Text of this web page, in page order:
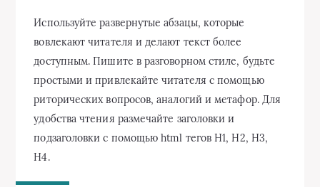
Используйте развернутые абзацы, которые
вовлекают читателя и делают текст более
доступным. Пишите в разговорном стиле, будьте
простыми и привлекайте читателя с помощью
риторических вопросов, аналогий и метафор. Для
удобства чтения размечайте заголовки и
подзаголовки с помощью html тегов H1, H2, H3,
H4.